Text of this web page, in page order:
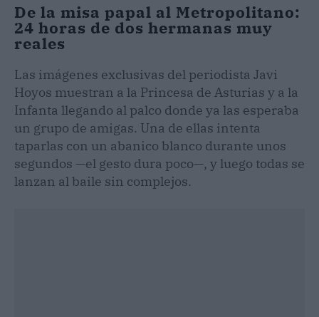
De la misa papal al Metropolitano:
24 horas de dos hermanas muy
reales
Las imágenes exclusivas del periodista Javi
Hoyos muestran a la Princesa de Asturias y a la
Infanta llegando al palco donde ya las esperaba
un grupo de amigas. Una de ellas intenta
taparlas con un abanico blanco durante unos
segundos —el gesto dura poco—, y luego todas se
lanzan al baile sin complejos.